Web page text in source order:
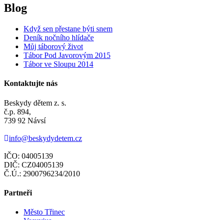
Blog
Když sen přestane býti snem
Deník nočního hlídače
Můj táborový život
Tábor Pod Javorovým 2015
Tábor ve Sloupu 2014
Kontaktujte nás
Beskydy dětem z. s.
č.p. 894,
739 92 Návsí
info@beskydydetem.cz
IČO: 04005139
DIČ: CZ04005139
Č.Ú.: 2900796234/2010
Partneři
Město Třinec